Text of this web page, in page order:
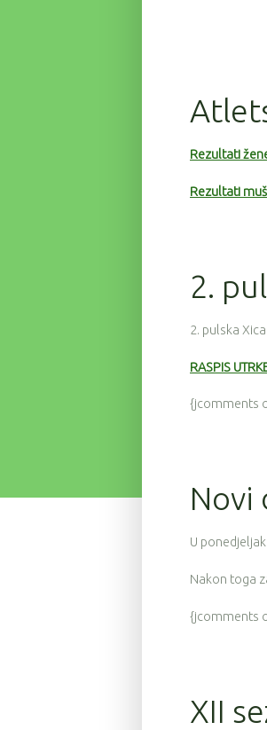
Rezultati
Rezultati
2.
2. pulska
RASPIS
{jcomments
Novi
U
Nakon toga
{jcomments
XII